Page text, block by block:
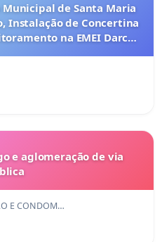
de Santa Maria
Instalação de Concertina
na EMEI Darcy
e aglomeração de via
E CONDOM…